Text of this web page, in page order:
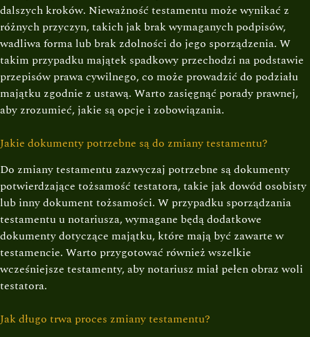
dalszych kroków. Nieważność testamentu może wynikać z
różnych przyczyn, takich jak brak wymaganych podpisów,
wadliwa forma lub brak zdolności do jego sporządzenia. W
takim przypadku majątek spadkowy przechodzi na podstawie
przepisów prawa cywilnego, co może prowadzić do podziału
majątku zgodnie z ustawą. Warto zasięgnąć porady prawnej,
aby zrozumieć, jakie są opcje i zobowiązania.
Jakie dokumenty potrzebne są do zmiany testamentu?
Do zmiany testamentu zazwyczaj potrzebne są dokumenty
potwierdzające tożsamość testatora, takie jak dowód osobisty
lub inny dokument tożsamości. W przypadku sporządzania
testamentu u notariusza, wymagane będą dodatkowe
dokumenty dotyczące majątku, które mają być zawarte w
testamencie. Warto przygotować również wszelkie
wcześniejsze testamenty, aby notariusz miał pełen obraz woli
testatora.
Jak długo trwa proces zmiany testamentu?